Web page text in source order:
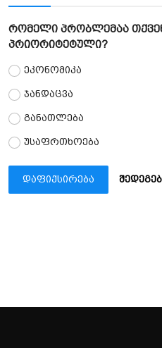
რომელი პრობლემაა
პრიორიტეტული?
ეკონომიკა
ჯანდაცვა
განათლება
უსაფრთხოება
დაფიქსირება